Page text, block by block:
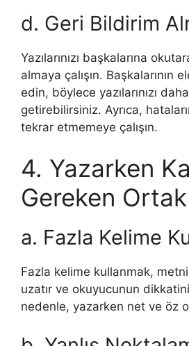
d. Geri Bildirim
Yazılarınızı başkalarına
almaya çalışın. Başkalarının
edin, böylece yazılarınızı
getirebilirsiniz. Ayrıca,
tekrar etmemeye çalışın.
4. Yazarken
Gereken
a. Fazla Kelime
Fazla kelime kullanmak,
uzatır ve okuyucunun dikkatini
nedenle, yazarken net ve öz